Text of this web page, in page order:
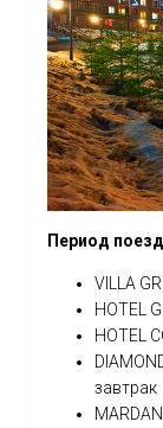
Период
VILLA
HOTEL
HOTEL
завтрак